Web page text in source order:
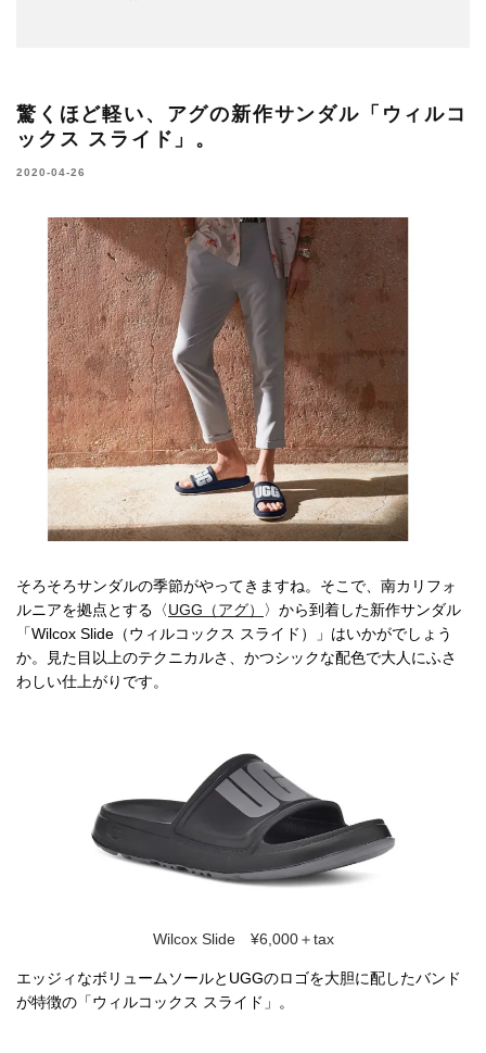
驚くほど軽い、アグの新作サンダル「ウィルコ
ックス スライド」。
2020-04-26
そろそろサンダルの季節がやってきますね。そこで、南カリフォ
ルニアを拠点とする〈UGG（アグ）
〉から到着した新作サンダル
「Wilcox Slide（ウィルコックス スライド）」はいかがでしょう
か。見た目以上のテクニカルさ、かつシックな配色で大人にふさ
わしい仕上がりです。
Wilcox Slide ¥6,000＋tax
エッジィなボリュームソールとUGGのロゴを大胆に配したバンド
が特徴の「ウィルコックス スライド」。